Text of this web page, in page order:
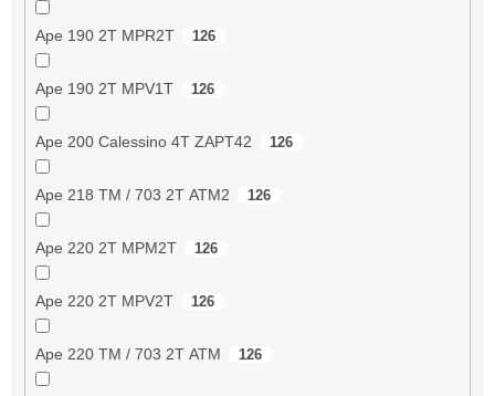
Ape 190 2T MPR2T 126
Ape 190 2T MPV1T 126
Ape 200 Calessino 4T ZAPT42 126
Ape 218 TM / 703 2T ATM2 126
Ape 220 2T MPM2T 126
Ape 220 2T MPV2T 126
Ape 220 TM / 703 2T ATM 126